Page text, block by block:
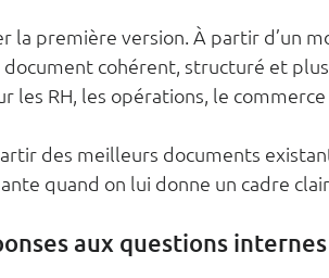
la première version. À partir d’un
cohérent, structuré et plus
les RH, les opérations, le
des meilleurs documents
quand on lui donne un cadre
aux questions internes